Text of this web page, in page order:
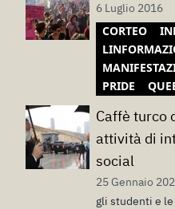
6 Luglio 2016
CORTEO
PRIDE
Caffè turco
attività di
social
25 Gennaio
gli studenti e